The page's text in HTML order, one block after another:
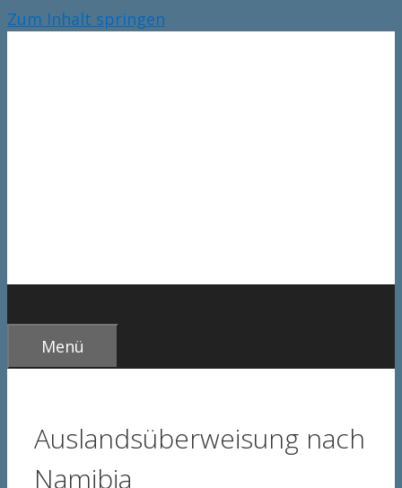
Zum Inhalt springen
Menü
Auslandsüberweisung nach
Namibia